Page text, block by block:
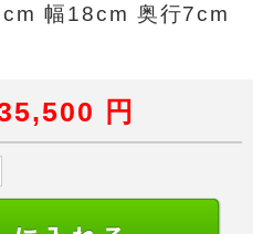
幅18cm 奥行7cm
円